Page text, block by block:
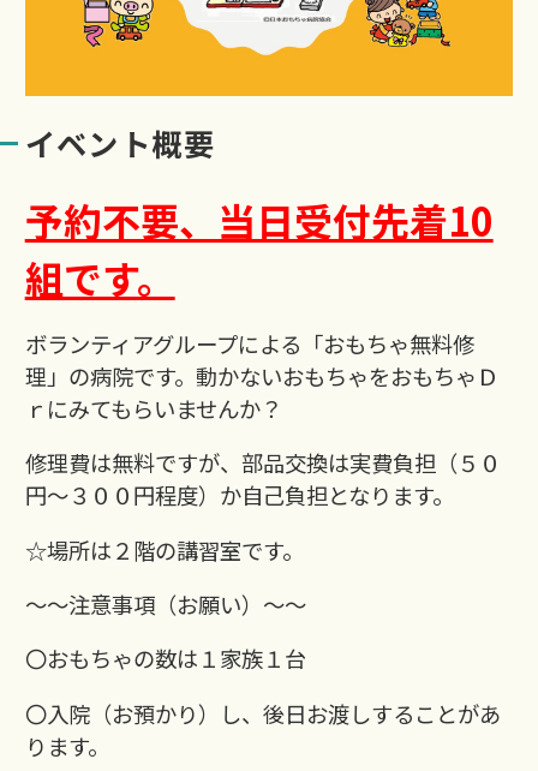
イベント概要
予約不要、当日受付先着10
組です。
ボランティアグループによる「おもちゃ無料修
理」の病院です。動かないおもちゃをおもちゃＤ
ｒにみてもらいませんか？
修理費は無料ですが、部品交換は実費負担（５０
円～３００円程度）か自己負担となります。
☆場所は２階の講習室です。
～～注意事項（お願い）～～
〇おもちゃの数は１家族１台
〇入院（お預かり）し、後日お渡しすることがあ
ります。